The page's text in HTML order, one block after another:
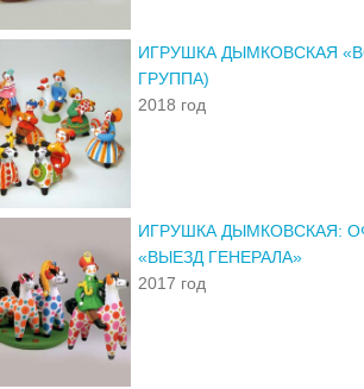
ИГРУШКА ДЫМКОВСКАЯ
ГРУППА)
2018 год
ИГРУШКА ДЫМКОВСКАЯ:
«ВЫЕЗД ГЕНЕРАЛА»
2017 год